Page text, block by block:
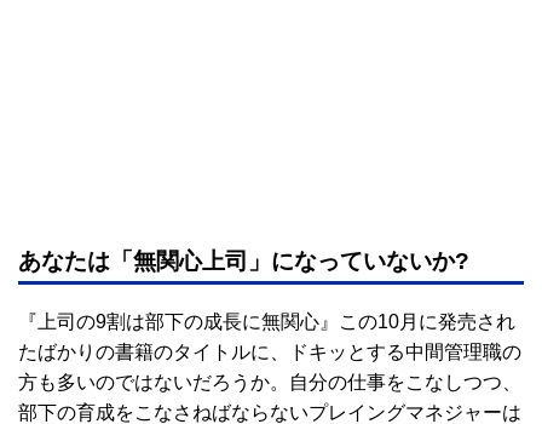
あなたは「無関心上司」になっていないか?
『上司の9割は部下の成長に無関心』この10月に発売され
たばかりの書籍のタイトルに、ドキッとする中間管理職の
方も多いのではないだろうか。自分の仕事をこなしつつ、
部下の育成をこなさねばならないプレイングマネジャーは